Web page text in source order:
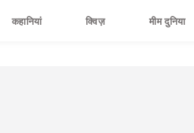
कहानियां क्विज़ मीम दुनिया